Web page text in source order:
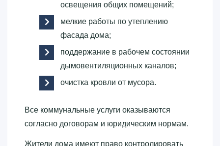
освещения общих помещений;
мелкие работы по утеплению
фасада дома;
поддержание в рабочем состоянии
дымовентиляционных каналов;
очистка кровли от мусора.
Все коммунальные услуги оказываются
согласно договорам и юридическим нормам.
Жители дома имеют право контролировать